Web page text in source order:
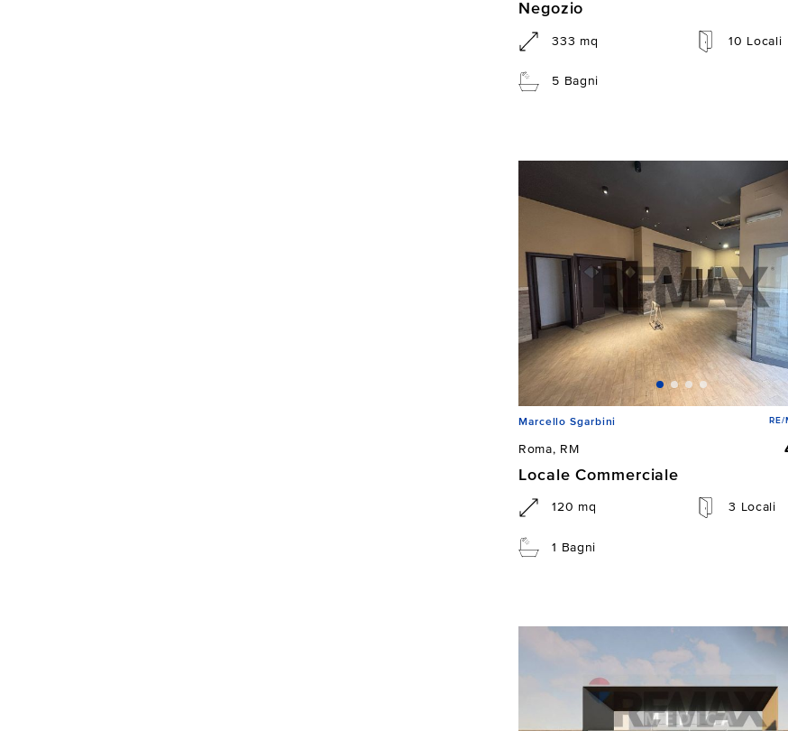
Negozio
333 mq 10 Locali
5 Bagni
Marcello Sgarbini RE/
Roma, RM
Locale Commerciale
120 mq 3 Locali
1 Bagni